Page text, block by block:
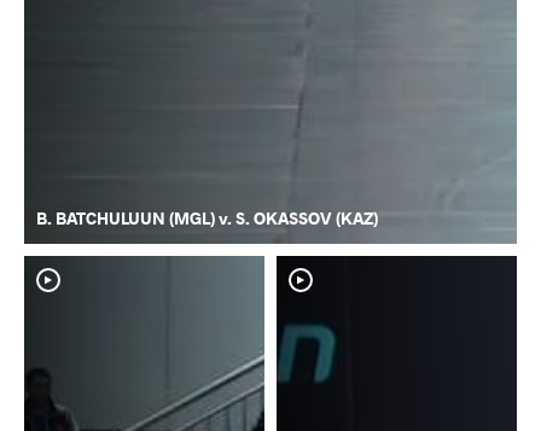
B. BATCHULUUN (MGL) v. S. OKASSOV (KAZ)